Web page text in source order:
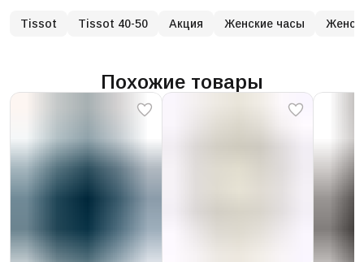
Tissot Tissot 40-50 Акция Женские часы
Похожие товары